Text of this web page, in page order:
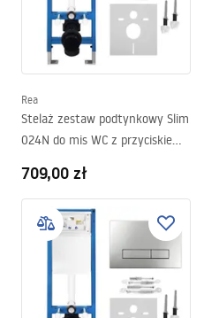
Rea
Stelaż zestaw podtynkowy Slim
024N do mis WC z przyciskiem
709,00 zł